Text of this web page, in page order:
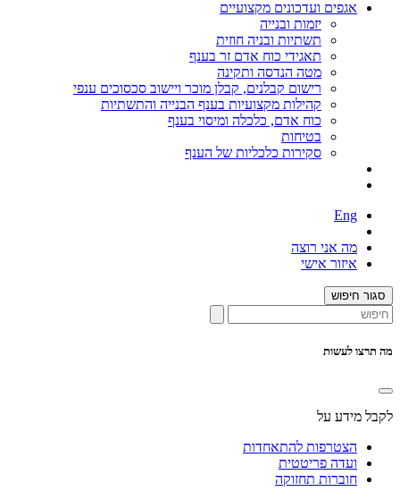
אגפים ועדכונים מקצועיים
יזמות ובנייה
תשתיות ובניה חוזית
תאגידי כוח אדם זר בענף
מטה הנדסה ותקינה
רישום קבלנים, קבלן מוכר ויישוב סכסוכים ענפי
קהילות מקצועיות בענף הבנייה והתשתיות
כוח אדם, כלכלה ומיסוי בענף
בטיחות
סקירות כלכליות של הענף
Eng
מה אני רוצה
איזור אישי
סגור חיפוש
מה תרצו לעשות
לקבל מידע על
הצטרפות להתאחדות
ועדה פריטטית
חוברות תחזוקה